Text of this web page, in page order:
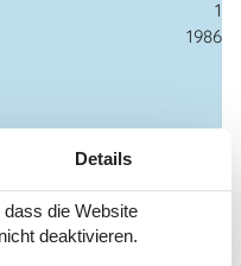
1
1986
Details
die Website
deaktivieren.